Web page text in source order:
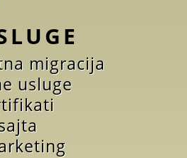
migracija
usluge